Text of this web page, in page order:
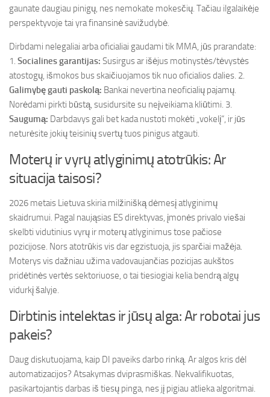
gaunate daugiau pinigų, nes nemokate mokesčių. Tačiau ilgalaikėje
perspektyvoje tai yra finansinė savižudybė.
Dirbdami nelegaliai arba oficialiai gaudami tik MMA, jūs prarandate:
1. Socialines garantijas: Susirgus ar išėjus motinystės/tėvystės
atostogų, išmokos bus skaičiuojamos tik nuo oficialios dalies. 2.
Galimybę gauti paskolą: Bankai nevertina neoficialių pajamų.
Norėdami pirkti būstą, susidursite su neįveikiama kliūtimi. 3.
Saugumą: Darbdavys gali bet kada nustoti mokėti „vokelį“, ir jūs
neturėsite jokių teisinių svertų tuos pinigus atgauti.
Moterų ir vyrų atlyginimų atotrūkis: Ar
situacija taisosi?
2026 metais Lietuva skiria milžinišką dėmesį atlyginimų
skaidrumui. Pagal naująsias ES direktyvas, įmonės privalo viešai
skelbti vidutinius vyrų ir moterų atlyginimus tose pačiose
pozicijose. Nors atotrūkis vis dar egzistuoja, jis sparčiai mažėja.
Moterys vis dažniau užima vadovaujančias pozicijas aukštos
pridėtinės vertės sektoriuose, o tai tiesiogiai kelia bendrą algų
vidurkį šalyje.
Dirbtinis intelektas ir jūsų alga: Ar robotai jus
pakeis?
Daug diskutuojama, kaip DI paveiks darbo rinką. Ar algos kris dėl
automatizacijos? Atsakymas dviprasmiškas. Nekvalifikuotas,
pasikartojantis darbas iš tiesų pinga, nes jį pigiau atlieka algoritmai.